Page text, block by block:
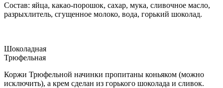
Состав: яйца, какао-порошок, сахар, мука, сливочное масло,
разрыхлитель, сгущенное молоко, вода, горький шоколад.
Шоколадная
Трюфельная
Коржи Трюфельной начинки пропитаны коньяком (можно
исключить), а крем сделан из горького шоколада и сливок.